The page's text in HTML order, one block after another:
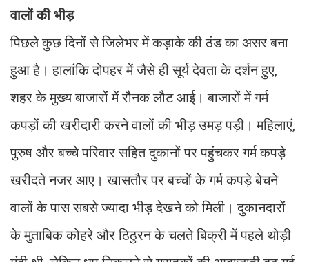
वालों की भीड़
पिछले कुछ दिनों से जिलेभर में कड़ाके की ठंड का असर बना
हुआ है। हालांकि दोपहर में जैसे ही सूर्य देवता के दर्शन हुए,
शहर के मुख्य बाजारों में रौनक लौट आई। बाजारों में गर्म
कपड़ों की खरीदारी करने वालों की भीड़ उमड़ पड़ी। महिलाएं,
पुरुष और बच्चे परिवार सहित दुकानों पर पहुंचकर गर्म कपड़े
खरीदते नजर आए। खासतौर पर बच्चों के गर्म कपड़े बेचने
वालों के पास सबसे ज्यादा भीड़ देखने को मिली। दुकानदारों
के मुताबिक कोहरे और ठिठुरन के चलते बिक्री में पहले थोड़ी